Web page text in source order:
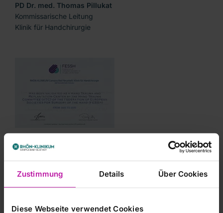
Zustimmung Details Über Cookies
Diese Webseite verwendet Cookies
PD Dr. med. Thomas Pillukat
Kommissarische Leitung
Klinik für Handchirurgie